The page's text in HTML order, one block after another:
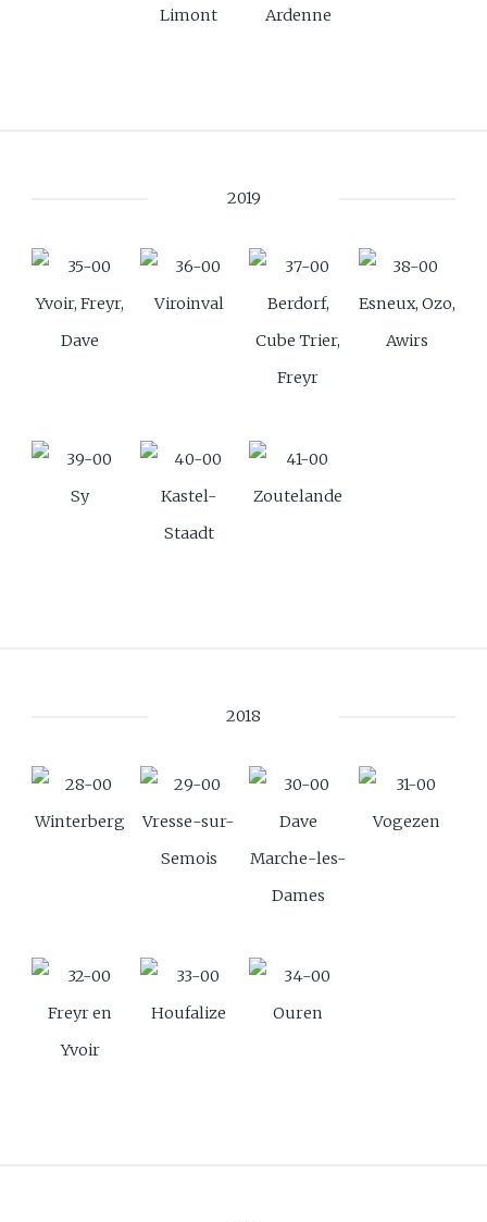
Limont
Ardenne
2019
Yvoir, Freyr,
Dave
Viroinval
Berdorf,
Cube Trier,
Freyr
Esneux, Ozo,
Awirs
Sy
Kastel-
Staadt
Zoutelande
2018
Winterberg
Vresse-sur-
Semois
Dave
Marche-les-
Dames
Vogezen
Freyr en
Yvoir
Houfalize Ouren